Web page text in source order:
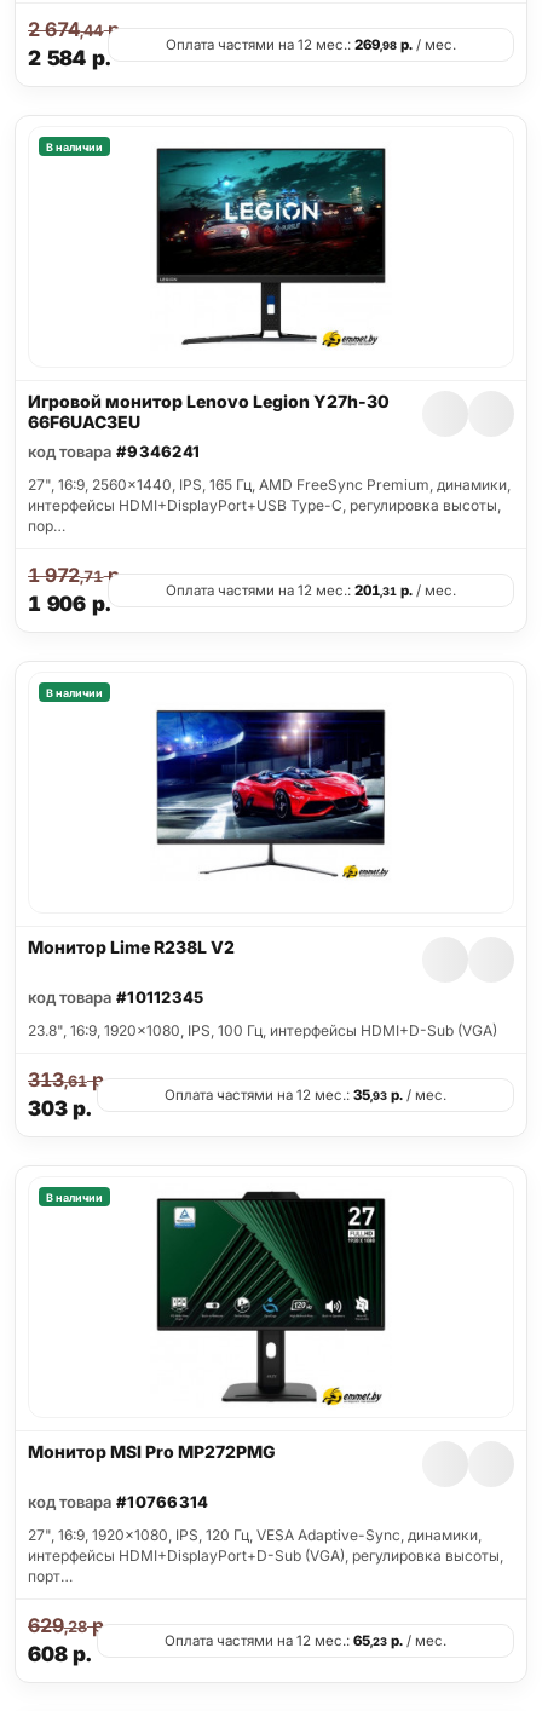
2 584 р.
2 674,44р.
Оплата частями на 12 мес.: 269,98 р. / мес.
В наличии
Игровой монитор Lenovo Legion Y27h-30
66F6UAC3EU
код товара #9346241
27", 16:9, 2560x1440, IPS, 165 Гц, AMD FreeSync Premium, динамики,
интерфейсы HDMI+DisplayPort+USB Type-C, регулировка высоты,
пор…
1 906 р.
1 972,71р.
Оплата частями на 12 мес.: 201,31 р. / мес.
В наличии
Монитор Lime R238L V2
код товара #10112345
23.8", 16:9, 1920x1080, IPS, 100 Гц, интерфейсы HDMI+D-Sub (VGA)
303р.
313,61р.
Оплата частями на 12 мес.: 35,93р./ мес.
В наличии
Монитор MSI Pro MP272PMG
код товара #10766314
27", 16:9, 1920x1080, IPS, 120 Гц, VESA Adaptive-Sync, динамики,
интерфейсы HDMI+DisplayPort+D-Sub (VGA), регулировка высоты,
порт…
608р.
629,28р.
Оплата частями на 12 мес.: 65,23р./ мес.